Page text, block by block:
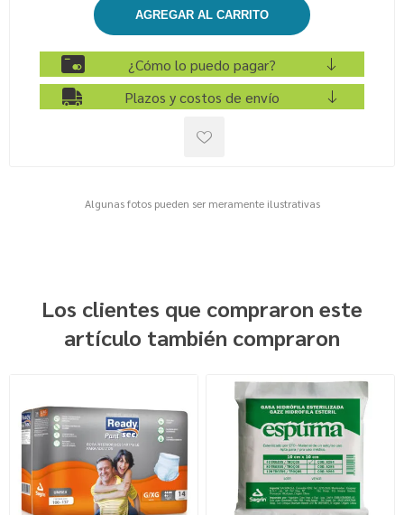
¿Cómo lo puedo pagar?
Plazos y costos de envío
Algunas fotos pueden ser meramente ilustrativas
Los clientes que compraron este
artículo también compraron